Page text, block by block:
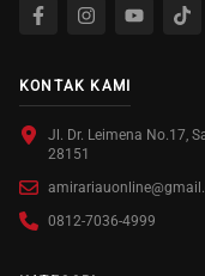
KONTAK KAMI
Jl. Dr. Leimena No.17,
28151
0812-7036-4999